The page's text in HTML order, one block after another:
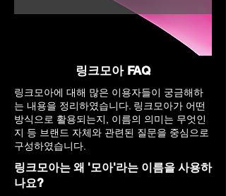
링크모아 FAQ
링크모아에 대해 많은 이용자들이 궁금해하
는 내용을 정리하였습니다. 링크모아가 어떤
방식으로 활용되는지, 이름의 의미는 무엇인
지 등 브랜드 자체와 관련된 질문을 중심으로
구성하였습니다.
링크모아는 왜 '모아'라는 이름을 사용하
나요?